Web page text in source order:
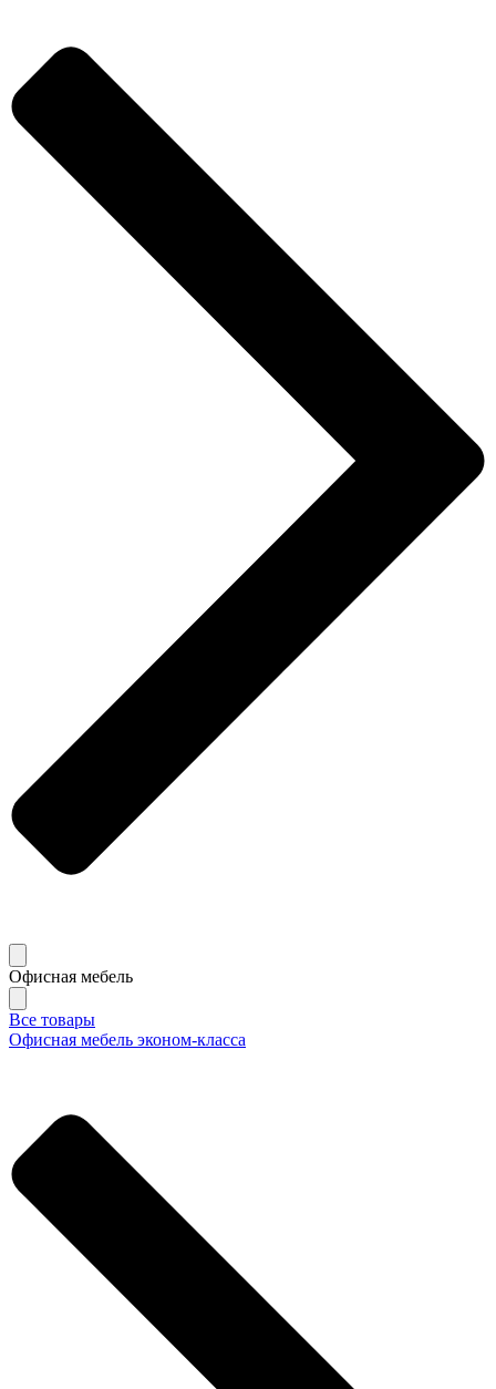
Офисная мебель
Все товары
Офисная мебель эконом-класса